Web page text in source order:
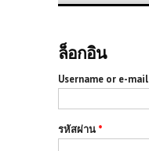
ล็อกอิน
Username or e-mail
รหัสผ่าน *